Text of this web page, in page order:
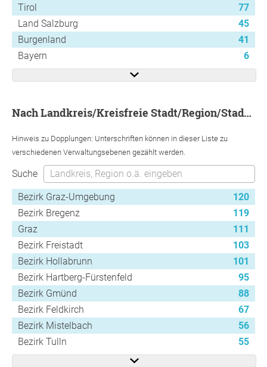
Tirol
77
Land Salzburg
45
Burgenland
41
Bayern
6
nach Landkreis/Kreisfreie Stadt/Region/Stadtbezirk
Hinweis zu Dopplungen: Unterschriften können in dieser Liste zu
verschiedenen Verwaltungsebenen gezählt werden.
Suche
Bezirk Graz-Umgebung
120
Bezirk Bregenz
119
Graz
111
Bezirk Freistadt
103
Bezirk Hollabrunn
101
Bezirk Hartberg-Fürstenfeld
95
Bezirk Gmünd
88
Bezirk Feldkirch
67
Bezirk Mistelbach
56
Bezirk Tulln
55